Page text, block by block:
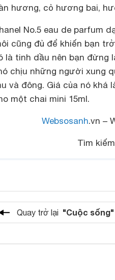
hương, cỏ hương bai,
No.5 eau de parfum
cũng đủ để khiến bạn
là tinh dầu nên bạn đừng
chịu những người xung
và đông. Giá của nó khá
một chai mini 15ml.
Websosanh.vn –
Tìm
Quay trở lại "Cuộc sống"